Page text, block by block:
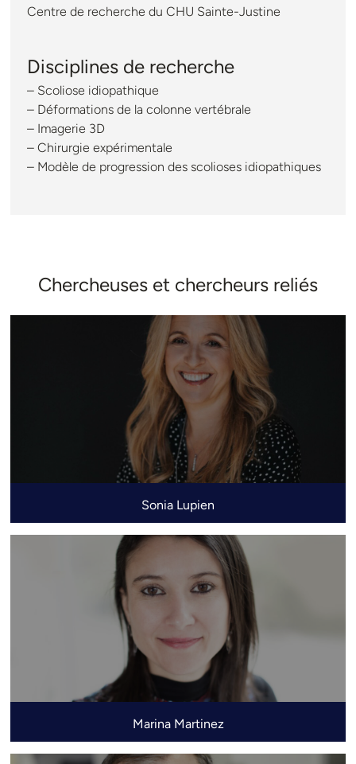
Centre de recherche du CHU Sainte-Justine
Disciplines de recherche
– Scoliose idiopathique
– Déformations de la colonne vertébrale
– Imagerie 3D
– Chirurgie expérimentale
– Modèle de progression des scolioses idiopathiques
Chercheuses et chercheurs reliés
Sonia Lupien
Marina Martinez